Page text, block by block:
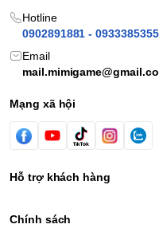
Hotline
0902891881 - 0933385355
Email
Mạng xã hội
Hỗ trợ khách hàng
Chính sách